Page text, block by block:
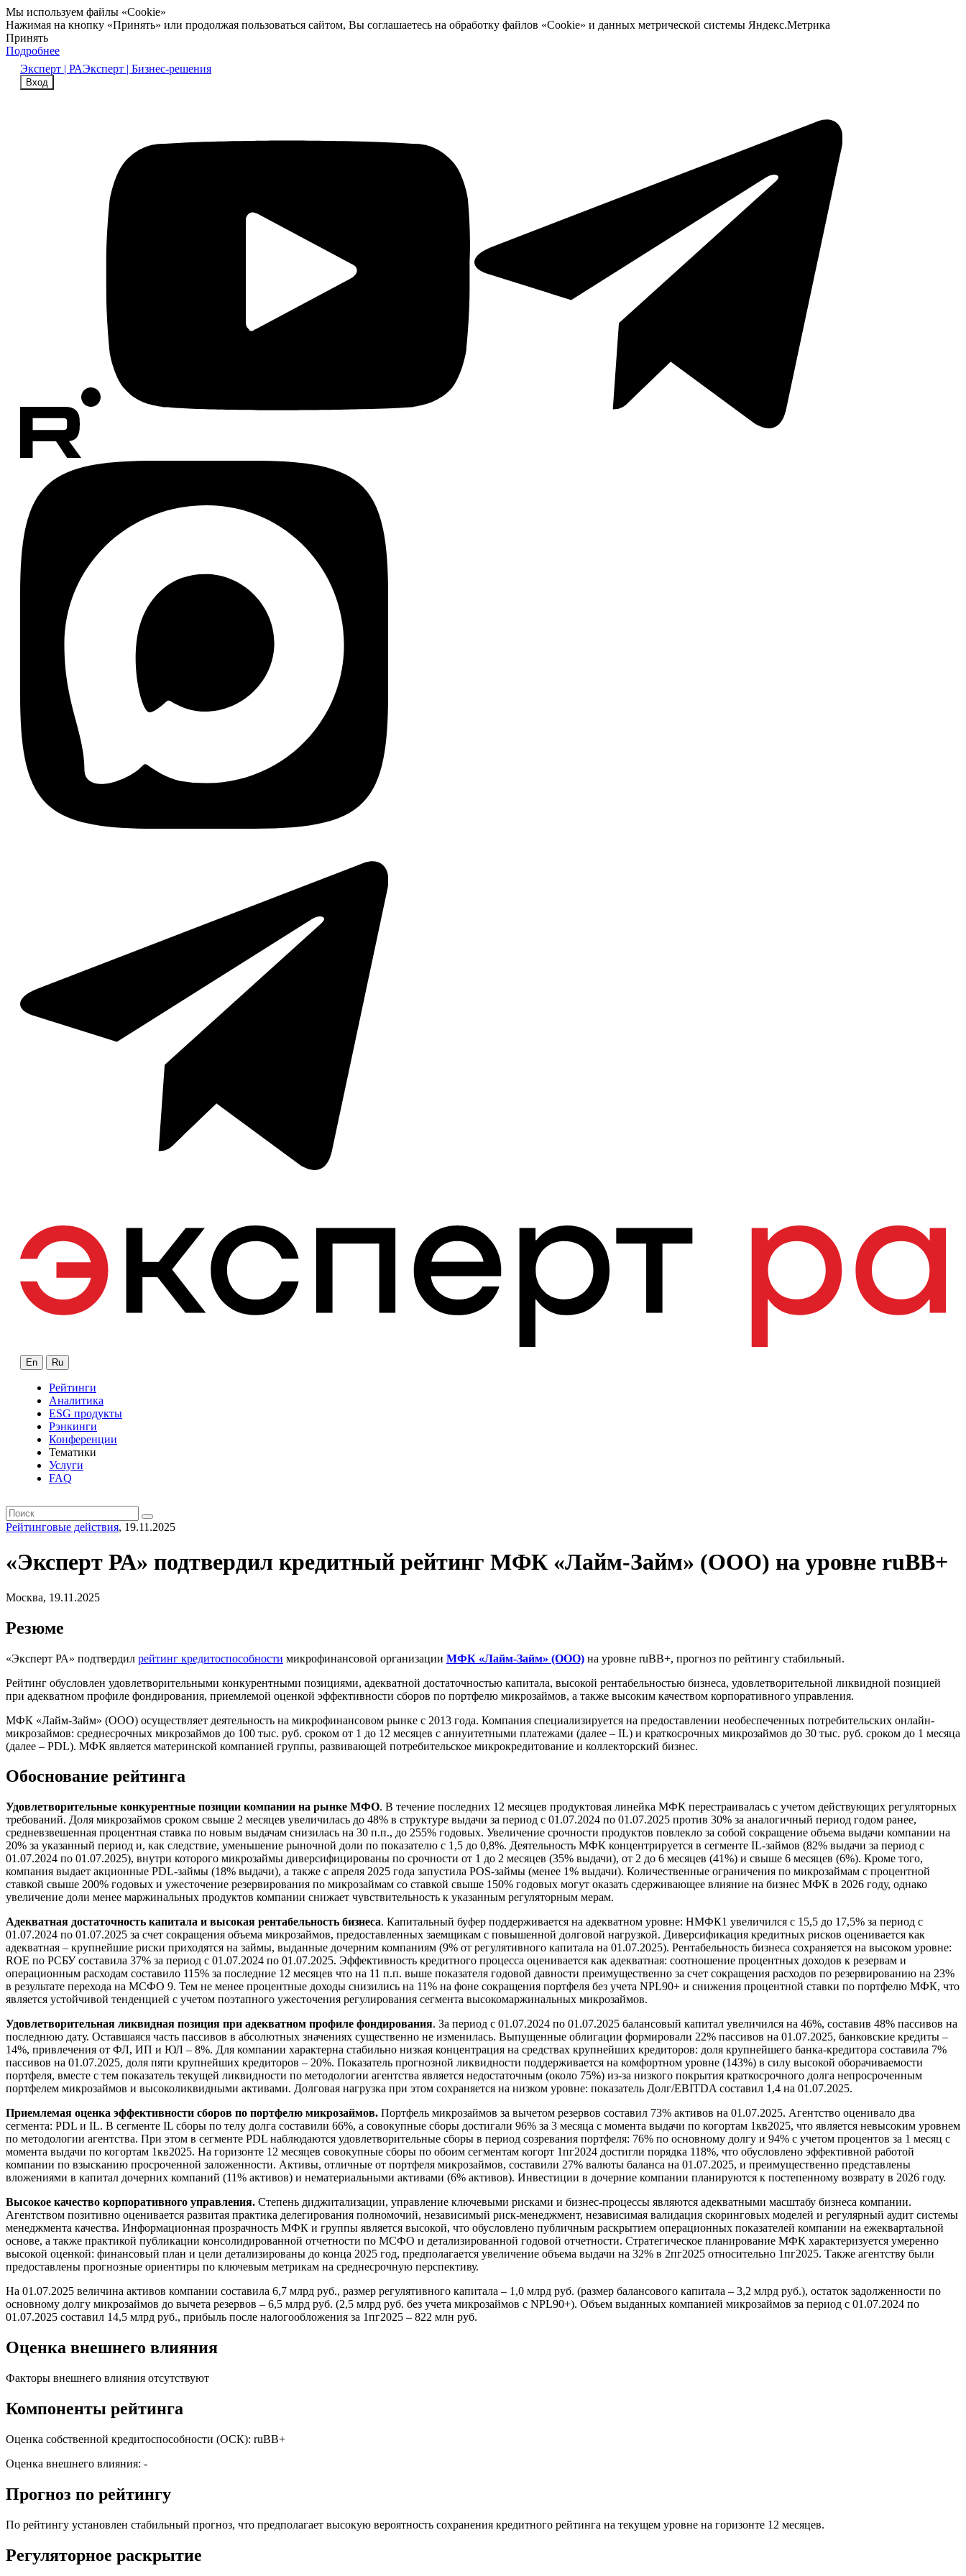
Мы используем файлы «Cookie»
Нажимая на кнопку «Принять» или продолжая пользоваться сайтом, Вы соглашаетесь на обработку файлов «Cookie» и данных метрической системы Яндекс.Метрика
Принять
Подробнее
Эксперт | РАЭксперт | Бизнес-решения
Вход
En Ru
Рейтинги
Аналитика
ESG продукты
Рэнкинги
Конференции
Тематики
Услуги
FAQ
Рейтинговые действия, 19.11.2025
«Эксперт РА» подтвердил кредитный рейтинг МФК «Лайм-Займ» (ООО) на уровне ruBB+
Москва, 19.11.2025
Резюме
«Эксперт РА» подтвердил рейтинг кредитоспособности микрофинансовой организации МФК «Лайм-Займ» (ООО) на уровне ruBB+, прогноз по рейтингу стабильный.
Рейтинг обусловлен удовлетворительными конкурентными позициями, адекватной достаточностью капитала, высокой рентабельностью бизнеса, удовлетворительной ликвидной позицией
при адекватном профиле фондирования, приемлемой оценкой эффективности сборов по портфелю микрозаймов, а также высоким качеством корпоративного управления.
МФК «Лайм-Займ» (ООО) осуществляет деятельность на микрофинансовом рынке с 2013 года. Компания специализируется на предоставлении необеспеченных потребительских онлайн-
микрозаймов: среднесрочных микрозаймов до 100 тыс. руб. сроком от 1 до 12 месяцев с аннуитетными платежами (далее – IL) и краткосрочных микрозаймов до 30 тыс. руб. сроком до 1 месяца
(далее – PDL). МФК является материнской компанией группы, развивающей потребительское микрокредитование и коллекторский бизнес.
Обоснование рейтинга
Удовлетворительные конкурентные позиции компании на рынке МФО. В течение последних 12 месяцев продуктовая линейка МФК перестраивалась с учетом действующих регуляторных
требований. Доля микрозаймов сроком свыше 2 месяцев увеличилась до 48% в структуре выдачи за период с 01.07.2024 по 01.07.2025 против 30% за аналогичный период годом ранее,
средневзвешенная процентная ставка по новым выдачам снизилась на 30 п.п., до 255% годовых. Увеличение срочности продуктов повлекло за собой сокращение объема выдачи компании на
20% за указанный период и, как следствие, уменьшение рыночной доли по показателю с 1,5 до 0,8%. Деятельность МФК концентрируется в сегменте IL-займов (82% выдачи за период с
01.07.2024 по 01.07.2025), внутри которого микрозаймы диверсифицированы по срочности от 1 до 2 месяцев (35% выдачи), от 2 до 6 месяцев (41%) и свыше 6 месяцев (6%). Кроме того,
компания выдает акционные PDL-займы (18% выдачи), а также с апреля 2025 года запустила POS-займы (менее 1% выдачи). Количественные ограничения по микрозаймам с процентной
ставкой свыше 200% годовых и ужесточение резервирования по микрозаймам со ставкой свыше 150% годовых могут оказать сдерживающее влияние на бизнес МФК в 2026 году, однако
увеличение доли менее маржинальных продуктов компании снижает чувствительность к указанным регуляторным мерам.
Адекватная достаточность капитала и высокая рентабельность бизнеса. Капитальный буфер поддерживается на адекватном уровне: НМФК1 увеличился с 15,5 до 17,5% за период с
01.07.2024 по 01.07.2025 за счет сокращения объема микрозаймов, предоставленных заемщикам с повышенной долговой нагрузкой. Диверсификация кредитных рисков оценивается как
адекватная – крупнейшие риски приходятся на займы, выданные дочерним компаниям (9% от регулятивного капитала на 01.07.2025). Рентабельность бизнеса сохраняется на высоком уровне:
ROE по РСБУ составила 37% за период с 01.07.2024 по 01.07.2025. Эффективность кредитного процесса оценивается как адекватная: соотношение процентных доходов к резервам и
операционным расходам составило 115% за последние 12 месяцев что на 11 п.п. выше показателя годовой давности преимущественно за счет сокращения расходов по резервированию на 23%
в результате перехода на МСФО 9. Тем не менее процентные доходы снизились на 11% на фоне сокращения портфеля без учета NPL90+ и снижения процентной ставки по портфелю МФК, что
является устойчивой тенденцией с учетом поэтапного ужесточения регулирования сегмента высокомаржинальных микрозаймов.
Удовлетворительная ликвидная позиция при адекватном профиле фондирования. За период с 01.07.2024 по 01.07.2025 балансовый капитал увеличился на 46%, составив 48% пассивов на
последнюю дату. Оставшаяся часть пассивов в абсолютных значениях существенно не изменилась. Выпущенные облигации формировали 22% пассивов на 01.07.2025, банковские кредиты –
14%, привлечения от ФЛ, ИП и ЮЛ – 8%. Для компании характерна стабильно низкая концентрация на средствах крупнейших кредиторов: доля крупнейшего банка-кредитора составила 7%
пассивов на 01.07.2025, доля пяти крупнейших кредиторов – 20%. Показатель прогнозной ликвидности поддерживается на комфортном уровне (143%) в силу высокой оборачиваемости
портфеля, вместе с тем показатель текущей ликвидности по методологии агентства является недостаточным (около 75%) из-за низкого покрытия краткосрочного долга непросроченным
портфелем микрозаймов и высоколиквидными активами. Долговая нагрузка при этом сохраняется на низком уровне: показатель Долг/EBITDA составил 1,4 на 01.07.2025.
Приемлемая оценка эффективности сборов по портфелю микрозаймов. Портфель микрозаймов за вычетом резервов составил 73% активов на 01.07.2025. Агентство оценивало два
сегмента: PDL и IL. В сегменте IL сборы по телу долга составили 66%, а совокупные сборы достигали 96% за 3 месяца с момента выдачи по когортам 1кв2025, что является невысоким уровнем
по методологии агентства. При этом в сегменте PDL наблюдаются удовлетворительные сборы в период созревания портфеля: 76% по основному долгу и 94% с учетом процентов за 1 месяц с
момента выдачи по когортам 1кв2025. На горизонте 12 месяцев совокупные сборы по обоим сегментам когорт 1пг2024 достигли порядка 118%, что обусловлено эффективной работой
компании по взысканию просроченной заложенности. Активы, отличные от портфеля микрозаймов, составили 27% валюты баланса на 01.07.2025, и преимущественно представлены
вложениями в капитал дочерних компаний (11% активов) и нематериальными активами (6% активов). Инвестиции в дочерние компании планируются к постепенному возврату в 2026 году.
Высокое качество корпоративного управления. Степень диджитализации, управление ключевыми рисками и бизнес-процессы являются адекватными масштабу бизнеса компании.
Агентством позитивно оценивается развитая практика делегирования полномочий, независимый риск-менеджмент, независимая валидация скоринговых моделей и регулярный аудит системы
менеджмента качества. Информационная прозрачность МФК и группы является высокой, что обусловлено публичным раскрытием операционных показателей компании на ежеквартальной
основе, а также практикой публикации консолидированной отчетности по МСФО и детализированной годовой отчетности. Стратегическое планирование МФК характеризуется умеренно
высокой оценкой: финансовый план и цели детализированы до конца 2025 год, предполагается увеличение объема выдачи на 32% в 2пг2025 относительно 1пг2025. Также агентству были
предоставлены прогнозные ориентиры по ключевым метрикам на среднесрочную перспективу.
На 01.07.2025 величина активов компании составила 6,7 млрд руб., размер регулятивного капитала – 1,0 млрд руб. (размер балансового капитала – 3,2 млрд руб.), остаток задолженности по
основному долгу микрозаймов до вычета резервов – 6,5 млрд руб. (2,5 млрд руб. без учета микрозаймов с NPL90+). Объем выданных компанией микрозаймов за период с 01.07.2024 по
01.07.2025 составил 14,5 млрд руб., прибыль после налогообложения за 1пг2025 – 822 млн руб.
Оценка внешнего влияния
Факторы внешнего влияния отсутствуют
Компоненты рейтинга
Оценка собственной кредитоспособности (ОСК): ruBB+
Оценка внешнего влияния: -
Прогноз по рейтингу
По рейтингу установлен стабильный прогноз, что предполагает высокую вероятность сохранения кредитного рейтинга на текущем уровне на горизонте 12 месяцев.
Регуляторное раскрытие